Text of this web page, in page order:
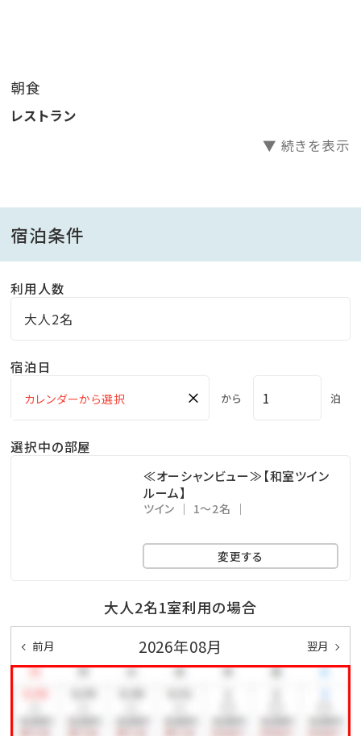
※飲み放題は90分の時間制となりますが、
食事会場の都合上（21：00終了)、
20:00スタートの場合は60分となります。
ほかほかご飯にお味噌汁、卵焼き。
鹿児島名産のさつま揚げや、山川漬けなど、なぜかホッ
とする和食をお楽しみください。
自慢の温泉を汲み上げた砂蒸し温泉は、体の芯からポ
カポカに♪
極上の癒し時間で、心も体もリラックス＆デトックス♪
16：00～20：30（最終受付20：00）
■大浴場＆露天風呂■
ゴムの木が生い茂るトロピカル感抜群の“洞窟風露天
風呂”がございます★
砂蒸し温泉会場からは直接大浴場へ行けますので、汗
をさっぱりお流しくださいませ
南国気分を満喫しながら、癒しのひと時を♪
朝食
レストラン
▼ 続きを表示
宿泊条件
利用人数
大人2名
宿泊日
× から 泊
選択中の部屋
≪オーシャンビュー≫【和室ツイン
ルーム】
ツイン 1～2名
変更する
大人2名1室利用の場合
前月 2026年08月 翌月